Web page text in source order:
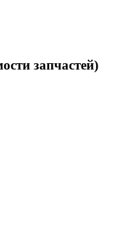
запчастей)